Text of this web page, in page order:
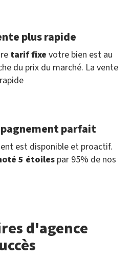
plus rapide
tarif fixe votre bien est au
du prix du marché. La vente
parfait
est disponible et proactif.
5 étoilespar 95% de nos
d'agence